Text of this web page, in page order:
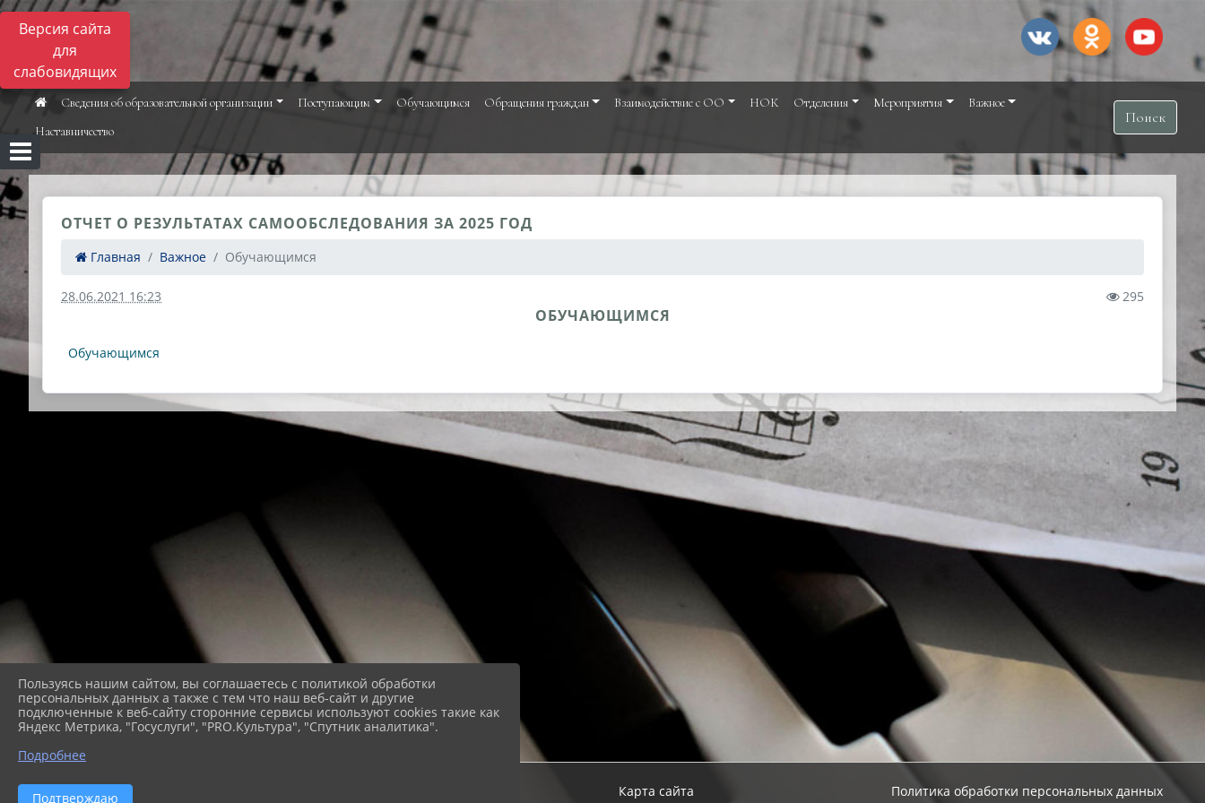
Версия сайта
для
слабовидящих
Сведения об образовательной организации Поступающим Обучающимся Обращения граждан Взаимодействие с ОО НОК Отделения Мероприятия
Важное
Наставничество
Поиск
ОТЧЕТ О РЕЗУЛЬТАТАХ САМООБСЛЕДОВАНИЯ ЗА 2025 ГОД
Главная Важное Обучающимся
28.06.2021 16:23 295
ОБУЧАЮЩИМСЯ
Обучающимся
2026 г. modestschool1.ru Карта сайта Политика обработки персональных данных
Пользуясь нашим сайтом, вы соглашаетесь с политикой обработки
персональных данных а также с тем что наш веб-сайт и другие
подключенные к веб-сайту сторонние сервисы используют cookies такие как
Яндекс Метрика, "Госуслуги", "PRO.Культура", "Спутник аналитика".
Подробнее
Подтверждаю